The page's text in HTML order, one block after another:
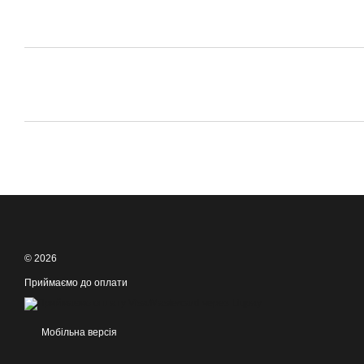
© 2026
Приймаємо до оплати
Мобільна версія